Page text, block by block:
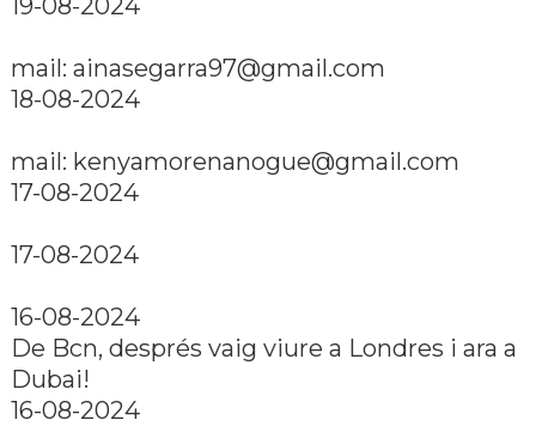
19-08-2024
mail: ainasegarra97@gmail.com
18-08-2024
mail: kenyamorenanogue@gmail.com
17-08-2024
17-08-2024
16-08-2024
De Bcn, després vaig viure a Londres i ara a
Dubai!
16-08-2024